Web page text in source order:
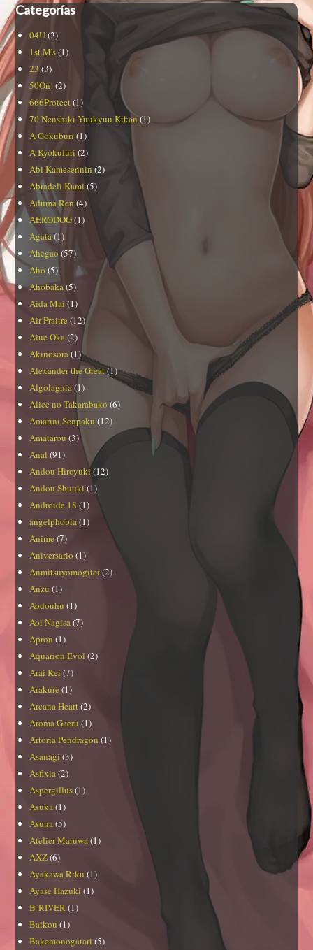
Categorías
04U(2)
1st.M's(1)
23 (3)
50On! (2)
666Protect (1)
70 Nenshiki Yuukyuu Kikan (1)
A Gokuburi (1)
A Kyokufuri (2)
Abi Kamesennin (2)
Abradeli Kami (5)
Aduma Ren (4)
AERODOG(1)
Agata (1)
Ahegao (57)
Aho (5)
Ahobaka (5)
Aida Mai (1)
Air Praitre (12)
Aiue Oka (2)
Akinosora (1)
Alexander the Great(1)
Algolagnia (1)
Alice no Takarabako (6)
Amarini Senpaku (12)
Amatarou (3)
Anal (91)
Andou Hiroyuki (12)
Andou Shuuki (1)
Androide 18 (1)
angelphobia (1)
Anime (7)
Aniversario (1)
Anmitsuyomogitei (2)
Anzu (1)
Aodouhu (1)
Aoi Nagisa (7)
Apron (1)
Aquarion Evol (2)
Arai Kei (7)
Arakure (1)
Arcana Heart (2)
Aroma Gaeru (1)
Artoria Pendragon (1)
Asanagi (3)
Asfixia (2)
Aspergillus(1)
Asuka (1)
Asuna (5)
Atelier Maruwa (1)
AXZ(6)
Ayakawa Riku (1)
Ayase Hazuki (1)
B-RIVER (1)
Baikou (1)
Bakemonogatari (5)